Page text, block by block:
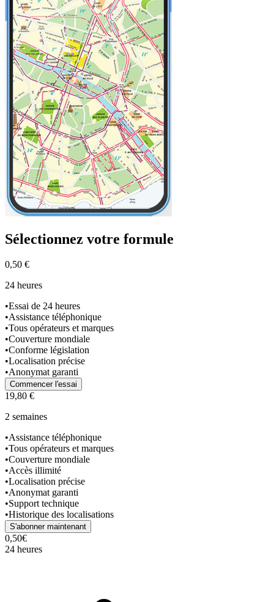
Sélectionnez votre formule
0,50 €
24 heures
•Essai de 24 heures
•Assistance téléphonique
•Tous opérateurs et marques
•Couverture mondiale
•Conforme législation
•Localisation précise
•Anonymat garanti
Commencer l'essai
19,80 €
2 semaines
•Assistance téléphonique
•Tous opérateurs et marques
•Couverture mondiale
•Accès illimité
•Localisation précise
•Anonymat garanti
•Support technique
•Historique des localisations
S'abonner maintenant
0,50€
24 heures